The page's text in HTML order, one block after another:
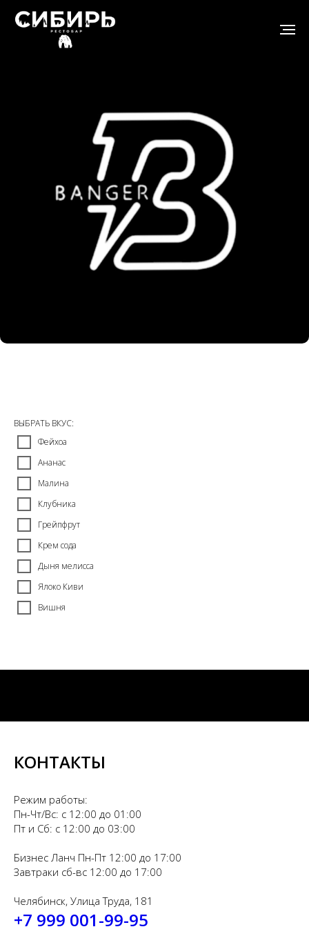
ВЫБРАТЬ ВКУС:
Фейхоа
Ананас
Малина
Клубника
Грейпфрут
Крем сода
Дыня мелисса
Ялоко Киви
Вишня
КОНТАКТЫ
Режим работы:
Пн-Чт/Вс: с 12:00 до 01:00
Пт и Сб: с 12:00 до 03:00
Бизнес Ланч Пн-Пт 12:00 до 17:00
Завтраки сб-вс 12:00 до 17:00
Челябинск, Улица Труда, 181
+7 999 001-99-95